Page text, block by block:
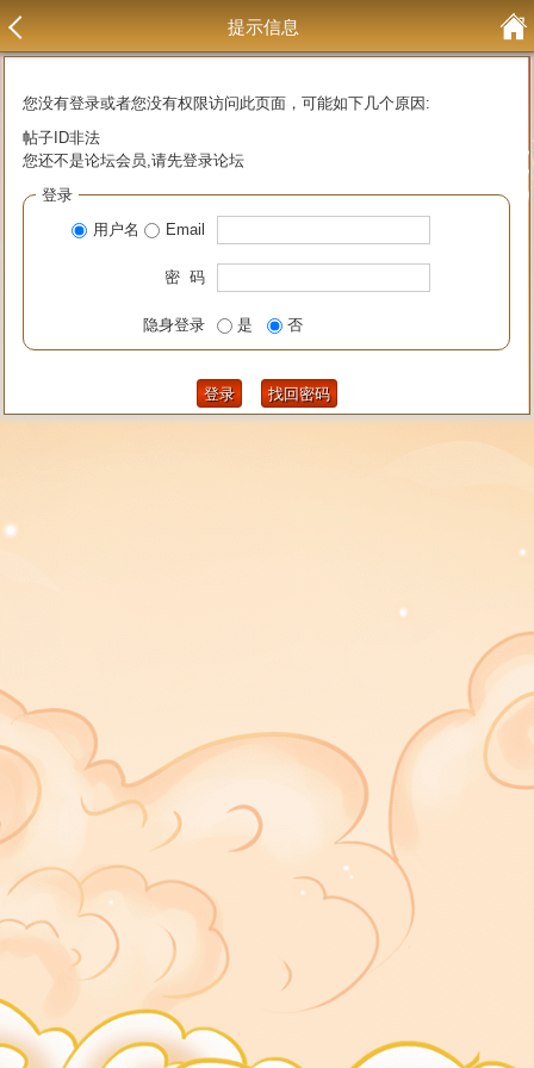
提示信息
您没有登录或者您没有权限访问此页面，可能如下几个原因:
帖子ID非法
您还不是论坛会员,请先登录论坛
登录
用户名
Email
密 码
隐身登录 是 否